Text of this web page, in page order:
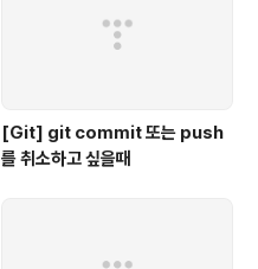
[Git] git commit 또는 push
를 취소하고 싶을때